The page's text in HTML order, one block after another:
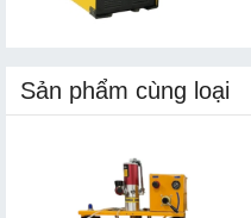
Sản phẩm cùng loại